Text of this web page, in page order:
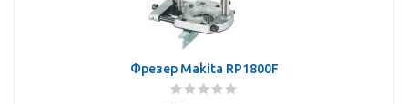
Фрезер Makita RP1800F